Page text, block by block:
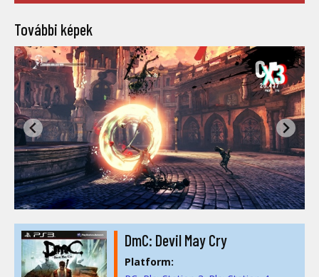
További képek
DmC: Devil May Cry
Platform: